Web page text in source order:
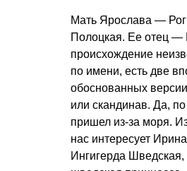
Мать Ярослава —
Полоцкая. Ее отец —
происхождение
по имени, есть две
обоснованных
или скандинав. Да,
пришел из-за моря.
нас интересует
Ингигерда Шведская,